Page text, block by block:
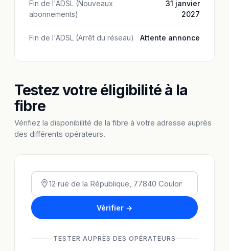
Fin de l'ADSL (Nouveaux
abonnements)
31 janvier
2027
Fin de l'ADSL (Arrêt du réseau) Attente annonce
Testez votre éligibilité à la
fibre
Vérifiez la disponibilité de la fibre à votre adresse auprès
des différents opérateurs.
Vérifier →
TESTER AUPRÈS DES OPÉRATEURS